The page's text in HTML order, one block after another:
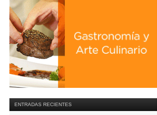
ENTRADAS RECIENTES